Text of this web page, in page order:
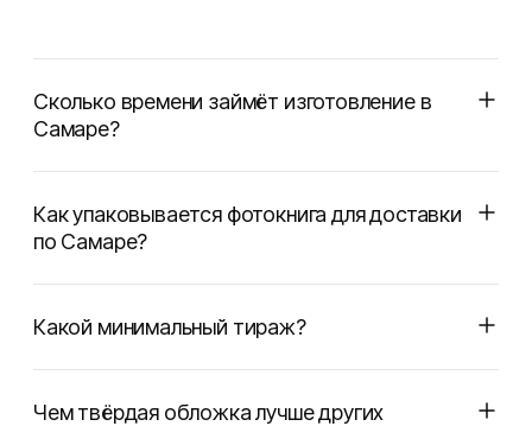
Сколько времени займёт изготовление в
Самаре?
Как упаковывается фотокнига для доставки
по Самаре?
Какой минимальный тираж?
Чем твёрдая обложка лучше других